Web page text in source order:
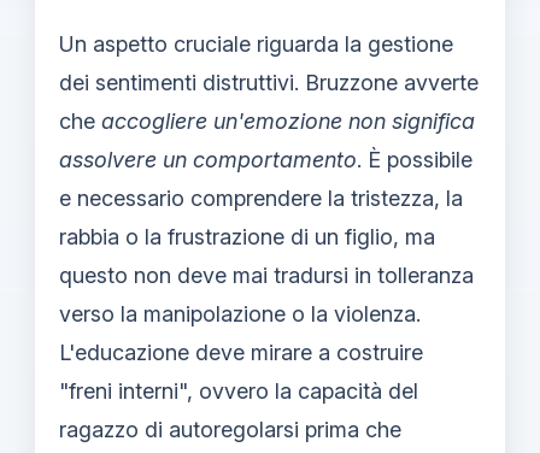
Un aspetto cruciale riguarda la gestione
dei sentimenti distruttivi. Bruzzone avverte
che accogliere un'emozione non significa
assolvere un comportamento. È possibile
e necessario comprendere la tristezza, la
rabbia o la frustrazione di un figlio, ma
questo non deve mai tradursi in tolleranza
verso la manipolazione o la violenza.
L'educazione deve mirare a costruire
"freni interni", ovvero la capacità del
ragazzo di autoregolarsi prima che